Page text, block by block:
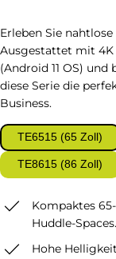
Erleben Sie
Ausgestattet mit 4K
(Android 11 OS)
diese Serie die
Business.
TE6515 (65 Zoll)
TE8615 (86 Zoll)
Kompaktes
Huddle-Spaces.
Hohe